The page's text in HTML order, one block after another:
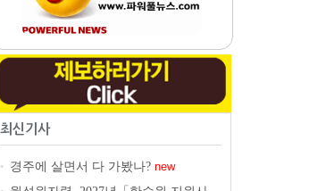
최신기사
• 경주에 살면서 다 가봤나? new